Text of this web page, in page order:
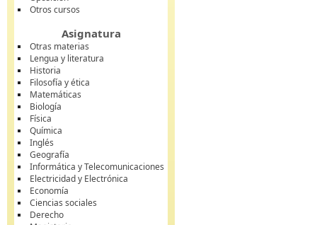
Otros cursos
Asignatura
Otras materias
Lengua y literatura
Historia
Filosofía y ética
Matemáticas
Biología
Física
Química
Inglés
Geografía
Informática y Telecomunicaciones
Electricidad y Electrónica
Economía
Ciencias sociales
Derecho